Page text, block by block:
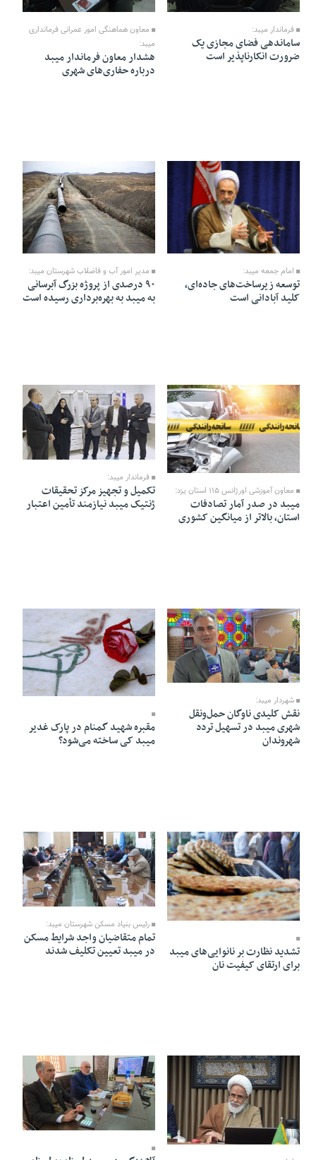
15 Dey 1404 - 12:26
فرماندار میبد:
ساماندهی فضای مجازی یک
ضرورت انکارناپذیر است
09 Dey 1404 - 20:28
معاون هماهنگی امور عمرانی فرمانداری
میبد:
هشدار معاون فرماندار میبد
درباره حفاری‌های شهری
08 Dey 1404 - 18:42
امام جمعه میبد:
توسعه زیرساخت‌های جاده‌ای،
کلید آبادانی است
07 Dey 1404 - 19:42
مدیر امور آب و فاضلاب شهرستان میبد:
۹۰ درصدی از پروژه بزرگ آبرسانی
به میبد به بهره‌برداری رسیده است
معاون آموزشی اورژانس ۱۱۵ استان یزد:
میبد در صدر آمار تصادفات
استان، بالاتر از میانگین کشوری
01 Dey 1404 - 14:22
فرماندار میبد:
تکمیل و تجهیز مرکز تحقیقات
ژنتیک میبد نیازمند تأمین اعتبار
01 Dey 1404 - 14:09
شهردار میبد:
نقش کلیدی ناوگان حمل‌ونقل
شهری میبد در تسهیل تردد
شهروندان
30 Azar 1404 - 19:26
مقبره شهید گمنام در پارک غدیر
میبد کی ساخته می‌شود؟
26 Azar 1404 - 17:09
تشدید نظارت بر نانوایی‌های میبد
برای ارتقای کیفیت نان
25 Azar 1404 - 18:04
رئیس بنیاد مسکن شهرستان میبد:
تمام متقاضیان واجد شرایط مسکن
در میبد تعیین تکلیف شدند
21 Azar 1404 - 18:12
09 Azar 1404 - 20:00